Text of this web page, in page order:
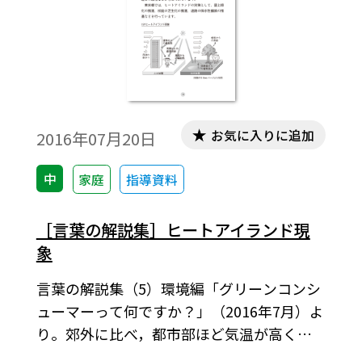
2016年07月20日
中 家庭 指導資料
お気に入りに追加
［言葉の解説集］ヒートアイランド現
象
言葉の解説集（5）環境編「グリーンコンシ
ューマーって何ですか？」（2016年7月）よ
り。郊外に比べ，都市部ほど気温が高くな